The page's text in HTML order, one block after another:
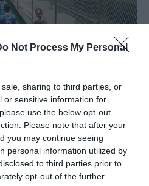
Not Process My Personal
sharing to third parties, or
or sensitive information for
use the below opt-out
Please note that after your
you may continue seeing
personal information utilized by
to third parties prior to
opt-out of the further
molto più di una partita
2026